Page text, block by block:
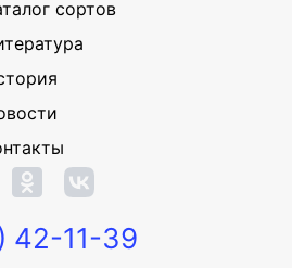
сортов
42-11-39